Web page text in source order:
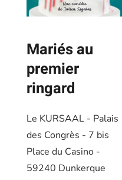
Mariés au
premier
ringard
Le KURSAAL - Palais
des Congrès - 7 bis
Place du Casino -
59240 Dunkerque